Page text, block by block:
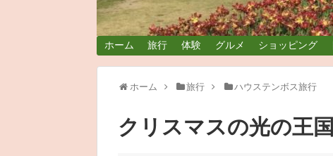
ホーム 旅行 体験 グルメ ショッピング
ホーム 旅行 ハウステンボス旅行
クリスマスの光の王